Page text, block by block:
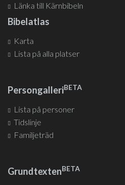
Länka till Kärnbibeln
Bibelatlas
Karta
Lista på alla platser
PersongalleriBETA
Lista på personer
Tidslinje
Familjeträd
GrundtextenBETA